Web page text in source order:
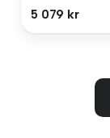
5 079 kr